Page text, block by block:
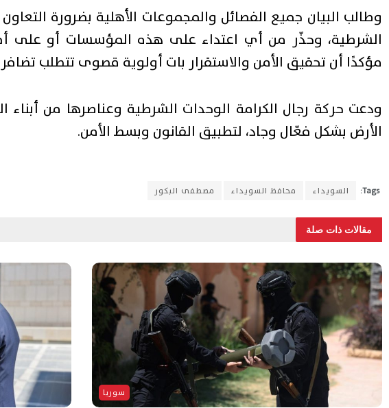
وطالب البيان جميع الفصائل والمجموعات الأهلية بضرورة
الشرطية، وحذّر من أي اعتداء على هذه المؤسسات أو على
مؤكدًا أن تحقيق الأمن والاستقرار بات أولوية قصوى تتطلب
ودعت حركة رجال الكرامة الوحدات الشرطية وعناصرها من
الأرض بشكل فعّال وجاد، لتطبيق القانون وبسط الأمن.
Tags: السويداء محافظ السويداء مصطفى البكور
مقالات ذات صلة
سوريا